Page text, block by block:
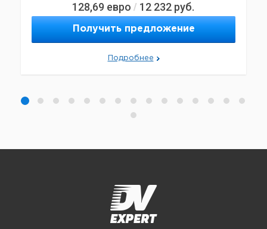
128,69 евро / 12 232 руб.
Получить предложение
Подробнее